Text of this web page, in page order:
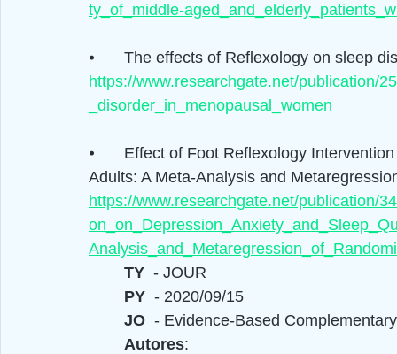
ty_of_middle-
⦁	The effects of Reflexology on sleep
https://www.researchgate.net/publication/
_disorder_in_menopausal_women
⦁	Effect of Foot Reflexology Intervention on Depression, Anxiety, and Sleep Quality in
Adults: A Meta-Analysis and
https://www.researchgate.net/publication/
TY - JOUR
PY - 2020/09/15
JO - Evidence-Based
Autores: